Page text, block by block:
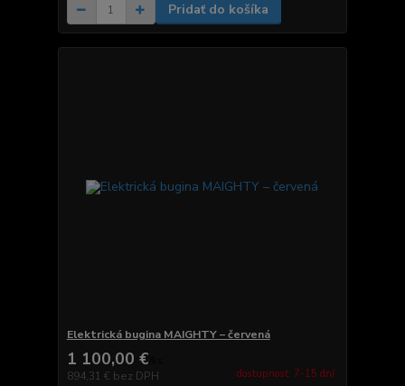
Pridať do košíka
Elektrická bugina MAIGHTY – červená
1 100,00 €
894,31 € bez DPH dostupnosť: 7-15 dní